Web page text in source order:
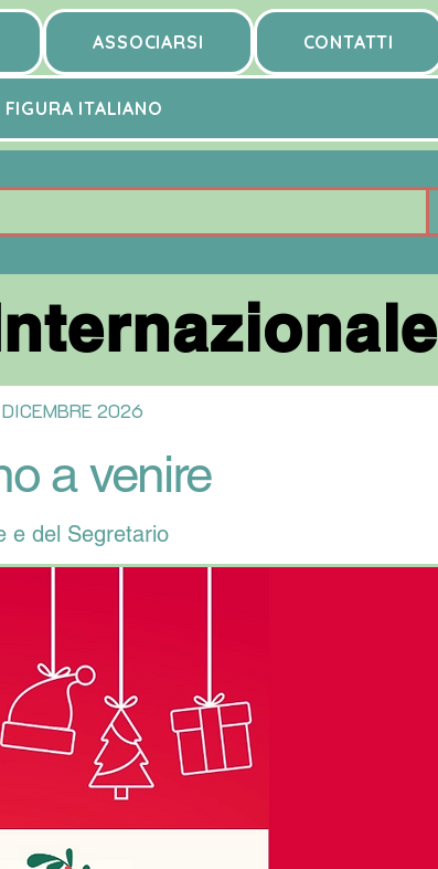
ASSOCIARSI CONTATTI
ITALIANO
2026
a venire
e del Segretario